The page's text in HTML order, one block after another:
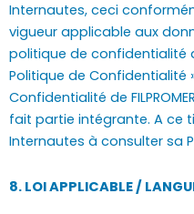
Internautes, ceci
vigueur applicable aux
politique de confidentialité
Politique de Confidentialité
Confidentialité de
fait partie intégrante. A ce
Internautes à consulter sa
8. LOI APPLICABLE /